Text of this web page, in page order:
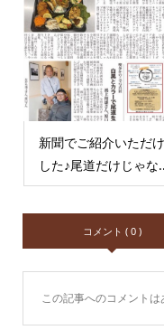
新聞でご紹介いただ
した♪尾道だけじゃな
コメント ( 0 )
この記事へのコメントは